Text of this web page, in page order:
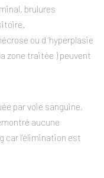
brulures
ou d ‘hyperplasie
zone traitée ) peuvent
par voie sanguine,
aucune
car l’élimination est